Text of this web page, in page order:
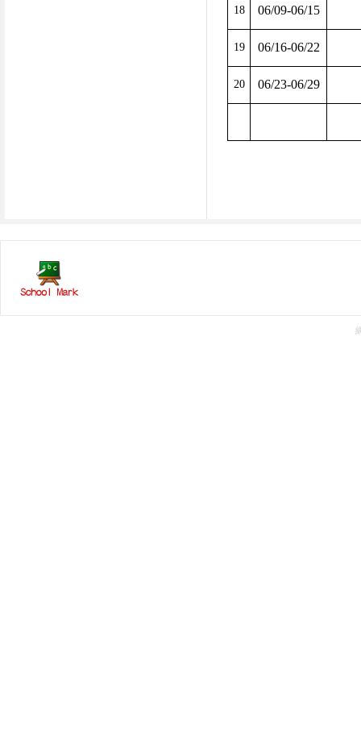
18 06/09-06/15
19 06/16-06/22
20 06/23-06/29